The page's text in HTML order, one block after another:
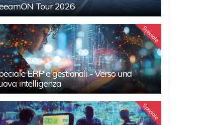
Tour 2026
Speciale
ERP e gestionali - Verso una
intelligenza
Speciale